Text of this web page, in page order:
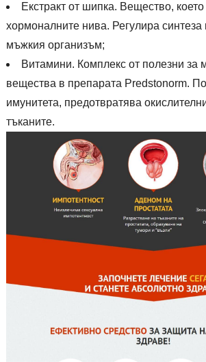
Екстракт от шипка. Вещество,
хормоналните нива. Регулира синтеза
мъжкия организъм;
Витамини. Комплекс от полезни за
вещества в препарата Predstonorm.
имунитета, предотвратява
тъканите.